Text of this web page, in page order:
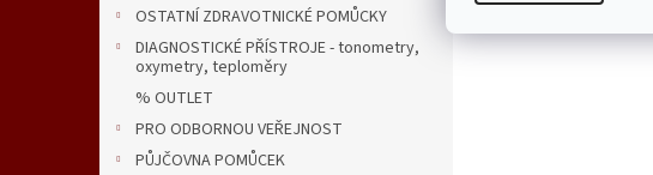
OSTATNÍ ZDRAVOTNICKÉ POMŮCKY
DIAGNOSTICKÉ PŘÍSTROJE - tonometry,
oxymetry, teploměry
% OUTLET
PRO ODBORNOU VEŘEJNOST
PŮJČOVNA POMŮCEK